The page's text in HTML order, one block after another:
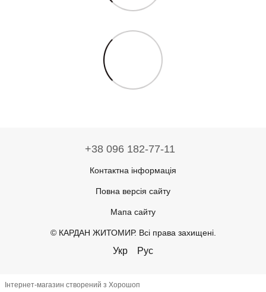
+38 096 182-77-11
Контактна інформація
Повна версія сайту
Мапа сайту
© КАРДАН ЖИТОМИР. Всі права захищені.
Укр Рус
Інтернет-магазин створений з Хорошоп